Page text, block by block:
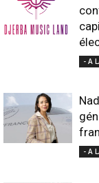
- A
- A